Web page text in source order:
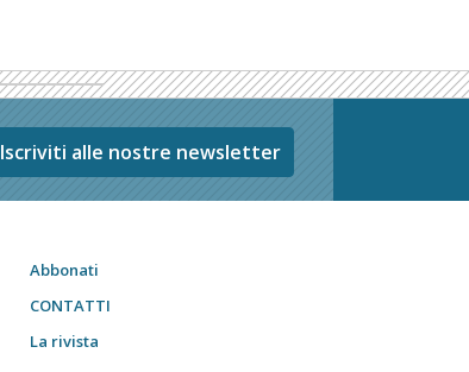
Iscriviti alle nostre newsletter
Abbonati
CONTATTI
La rivista